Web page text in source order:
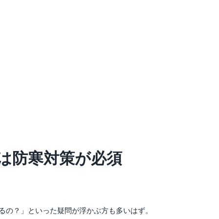
防寒対策が必須
？」といった疑問が浮かぶ方も多いはず。